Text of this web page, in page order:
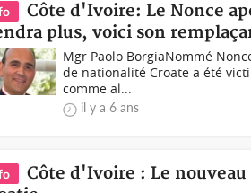
Côte d'Ivoire: Le Nonce
plus, voici son
Mgr Paolo BorgiaNommé
de nationalité Croate a été
comme al...
il y a 6 ans
Côte d'Ivoire : Le